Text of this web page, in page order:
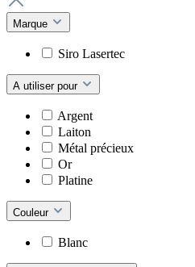
Marque
Siro Lasertec
A utiliser pour
Argent
Laiton
Métal précieux
Or
Platine
Couleur
Blanc